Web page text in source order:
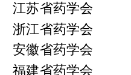
江苏省药学会
浙江省药学会
安徽省药学会
福建省药学会